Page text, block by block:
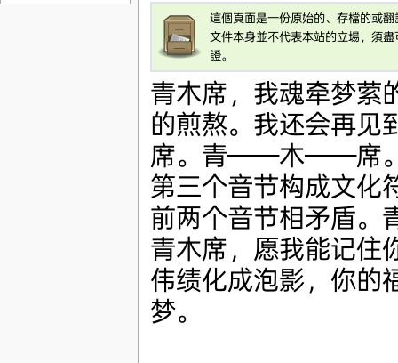
這個頁面是一份原始的、存檔的或翻
文件本身並不代表本站的立場，須
證。
青木席，我魂牵梦萦
的煎熬。我还会再见
席。青——木——席
第三个音节构成文化
前两个音节相矛盾
青木席，愿我能记住
伟绩化成泡影，你的
梦。